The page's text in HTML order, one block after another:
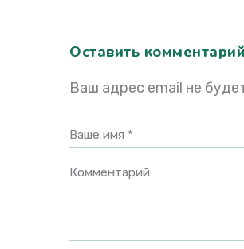
Оставить комментарий
Ваш адрес email не
Ваше имя *
Комментарий